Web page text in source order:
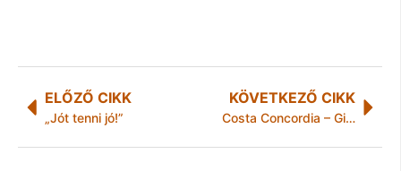
ELŐZŐ CIKK
„Jót tenni jó!”
KÖVETKEZŐ CIKK
Costa Concordia – Giglio szigete kártérítést követel a hajótársaságtól